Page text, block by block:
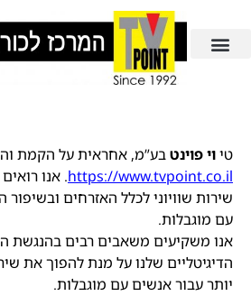
טיוי פוינטבע”מ, אחראית על הקמת
https://www.tvpoint.co.il. אנו
שירות שוויוני לכלל האזרחים
עם מוגבלות.
אנו משקיעים משאבים רבים בהנגשת
הדיגיטליים שלנו על מנת להפוך את
יותר עבור אנשים עם מוגבלות.